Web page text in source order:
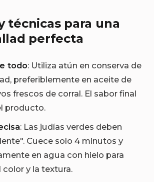
técnicas para una
perfecta
todo: Utiliza atún en conserva de
preferiblemente en aceite de
frescos de corral. El sabor final
producto.
: Las judías verdes deben
Cuece solo 4 minutos y
en agua con hielo para
color y la textura.